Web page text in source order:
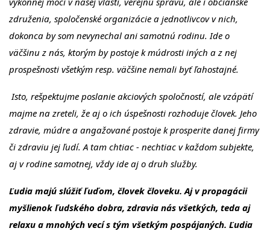
združenia, spoločenské organizácie a jednotlivcov v nich,
dokonca by som nevynechal ani samotnú rodinu. Ide o
väčšinu z nás, ktorým by postoje k múdrosti iných a z nej
prospešnosti všetkým resp. väčšine nemali byť ľahostajné.
Isto, rešpektujme poslanie akciových spoločností, ale vzápätí
majme na zreteli, že aj o ich úspešnosti rozhoduje človek. Jeho
zdravie, múdre a angažované postoje k prosperite danej firmy
či zdraviu jej ľudí. A tam chtiac - nechtiac v každom subjekte,
aj v rodine samotnej, vždy ide aj o druh služby.
Ľudia majú slúžiť ľuďom, človek človeku. Aj v propagácii
myšlienok ľudského dobra, zdravia nás všetkých, teda aj
relaxu a mnohých vecí s tým všetkým pospájaných. Ľudia